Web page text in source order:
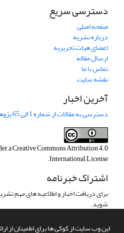
این وب سایت از کوکی ها برای اطمینان از
دسترسی سریع
صفحه اصلی
درباره نشریه
اعضای هیات تحریریه
ارسال مقاله
تماس با ما
نقشه سایت
آخرین اخبار
دسترسی به مقالات از شماره 1 الی 65 پژوهشهای جغرافیایی
aCreative Commons Attribution 4.0
International License
.
اشتراک خبرنامه
برای دریافت اخبار و اطلاعیه های مهم
شوید.